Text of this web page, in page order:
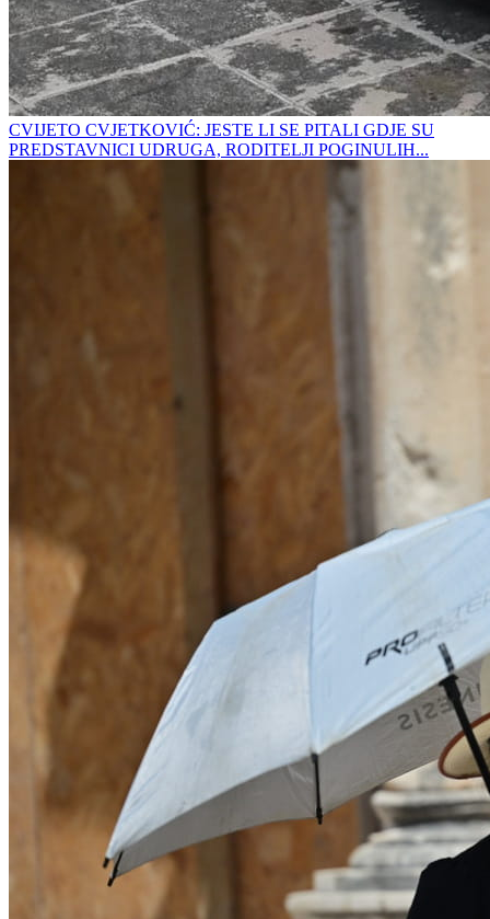
CVIJETO CVJETKOVIĆ: JESTE LI SE PITALI GDJE SU
PREDSTAVNICI UDRUGA, RODITELJI POGINULIH...